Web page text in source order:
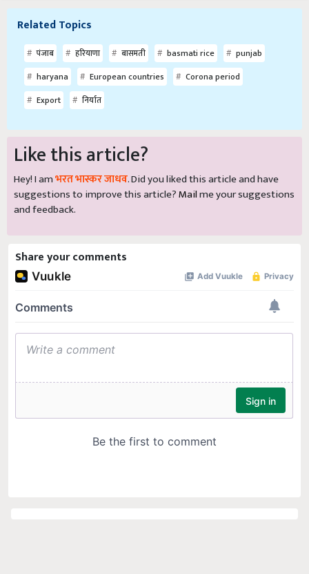
Related Topics
पंजाब हरियाणा बासमती basmati rice
punjab
haryana
European countries
Corona period
Export
निर्यात
Like this article?
Hey! I amभरत भास्कर जाधव. Did you liked this article and have
suggestions to improve this article?Mailme your suggestions
and feedback.
Share your comments